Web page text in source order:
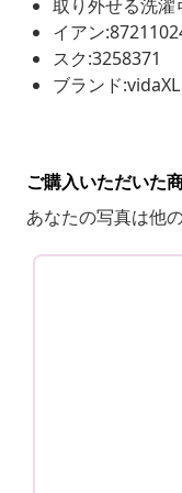
取り外せる洗
イアン
スク:3258371
ブランド:vidaXL
ご購入いただいた
あなたの写真は他